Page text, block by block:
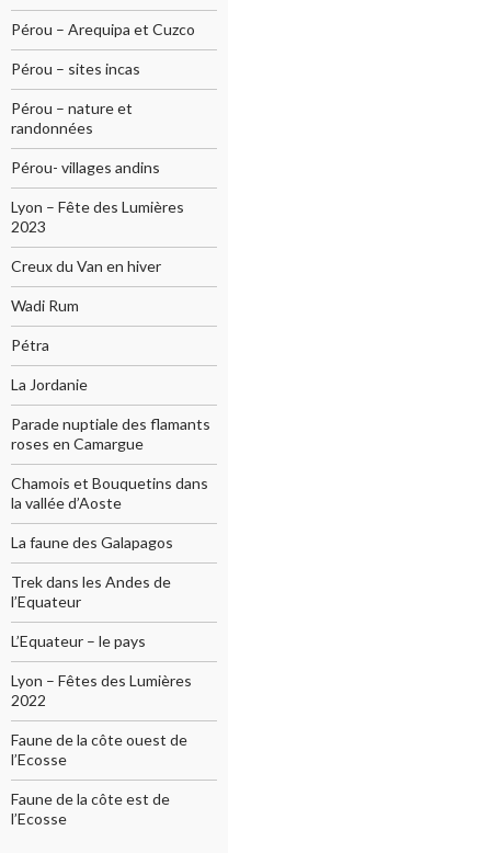
Pérou – Arequipa et Cuzco
Pérou – sites incas
Pérou – nature et
randonnées
Pérou- villages andins
Lyon – Fête des Lumières
2023
Creux du Van en hiver
Wadi Rum
Pétra
La Jordanie
Parade nuptiale des flamants
roses en Camargue
Chamois et Bouquetins dans
la vallée d’Aoste
La faune des Galapagos
Trek dans les Andes de
l’Equateur
L’Equateur – le pays
Lyon – Fêtes des Lumières
2022
Faune de la côte ouest de
l’Ecosse
Faune de la côte est de
l’Ecosse